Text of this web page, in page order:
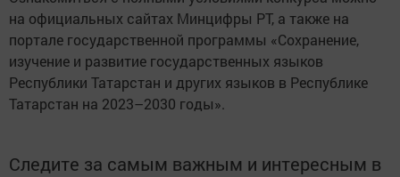
на официальных сайтах Минцифры РТ, а также на
портале государственной программы «Сохранение,
изучение и развитие государственных языков
Республики Татарстан и других языков в Республике
Татарстан на 2023–2030 годы».
Следите за самым важным и интересным в